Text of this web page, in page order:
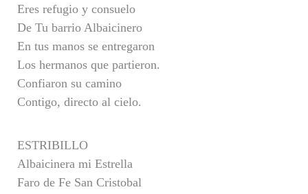
Eres refugio y consuelo
De Tu barrio Albaicinero
En tus manos se entregaron
Los hermanos que partieron.
Confiaron su camino
Contigo, directo al cielo.
ESTRIBILLO
Albaicinera mi Estrella
Faro de Fe San Cristobal